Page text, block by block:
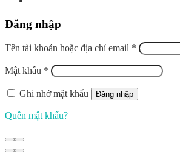
Đăng nhập
Tên tài khoản hoặc địa chỉ email *
Mật khẩu *
Ghi nhớ mật khẩu Đăng nhập
Quên mật khẩu?